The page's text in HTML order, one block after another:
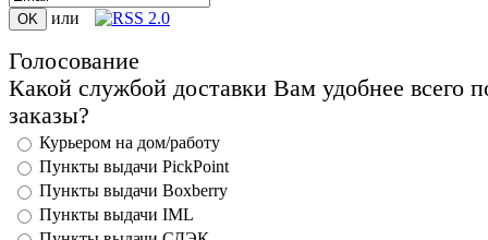
или
Голосование
Какой службой доставки Вам удобнее всего
заказы?
Курьером на дом/работу
Пункты выдачи PickPoint
Пункты выдачи Boxberry
Пункты выдачи IML